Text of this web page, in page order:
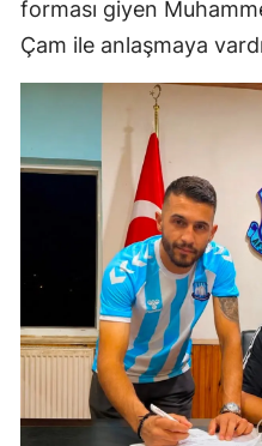
forması giyen
Çam ile anlaşmaya